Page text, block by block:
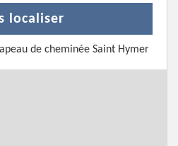
localiser
de cheminée Saint Hymer